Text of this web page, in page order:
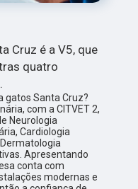
Cruz é a V5, que
quatro
gatos Santa Cruz?
com a CITVET 2,
Neurologia
Cardiologia
Apresentando
conta com
modernas e